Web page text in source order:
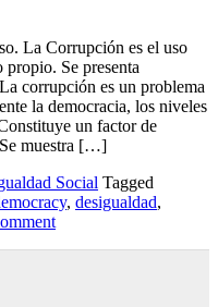
La Corrupción es el uso
Se presenta
corrupción es un problema
la democracia, los niveles
un factor de
muestra […]
Social Tagged
, desigualdad,